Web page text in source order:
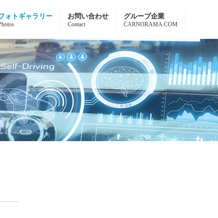
ォトギャラリー お問い合わせ
Contact
グループ企業
CARNORAMA.COM